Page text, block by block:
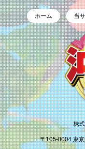
ホーム 当
株
〒105-0004 東